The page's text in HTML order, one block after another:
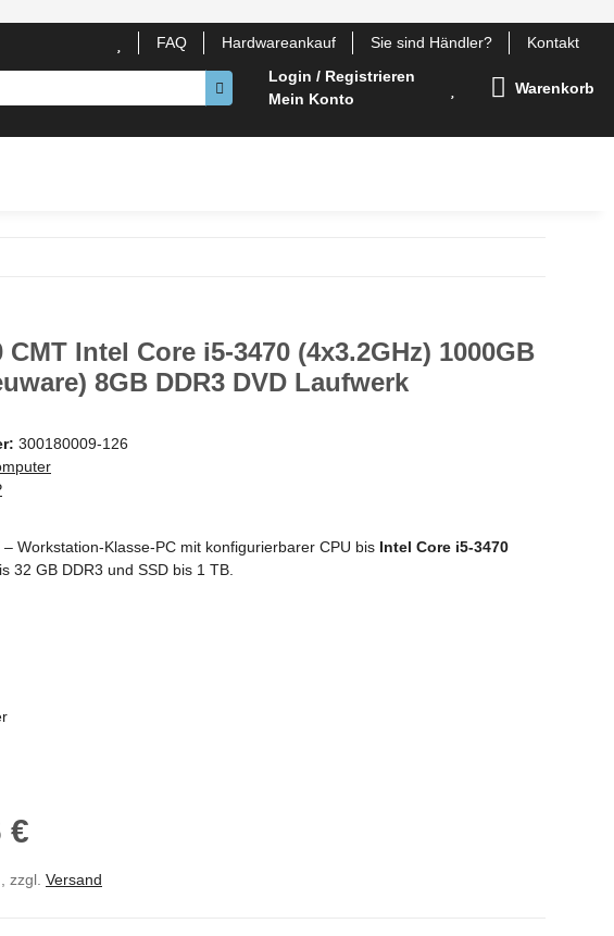
FAQ
Hardwareankauf Sie sind Händler? Kontakt
Login / Registrieren
Mein Konto
Warenkorb
CMT Intel Core i5-3470 (4x3.2GHz) 1000GB
8GB DDR3 DVD Laufwerk
300180009-126
– Workstation-Klasse-PC mit konfigurierbarer CPU bis Intel Core i5-3470
32 GB DDR3 und SSD bis 1 TB.
€
zzgl. Versand